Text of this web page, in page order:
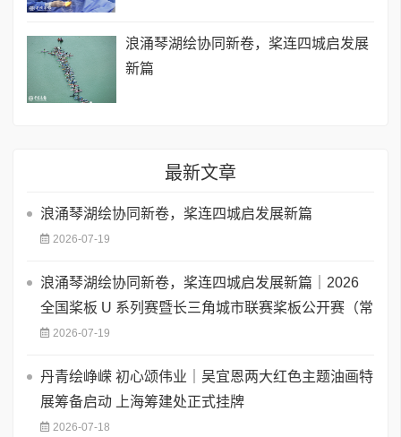
浪涌琴湖绘协同新卷，桨连四城启发展
新篇
最新文章
浪涌琴湖绘协同新卷，桨连四城启发展新篇
2026-07-19
浪涌琴湖绘协同新卷，桨连四城启发展新篇｜2026
全国桨板 U 系列赛暨长三角城市联赛桨板公开赛（常
2026-07-19
丹青绘峥嵘 初心颂伟业｜吴宜恩两大红色主题油画特
展筹备启动 上海筹建处正式挂牌
2026-07-18